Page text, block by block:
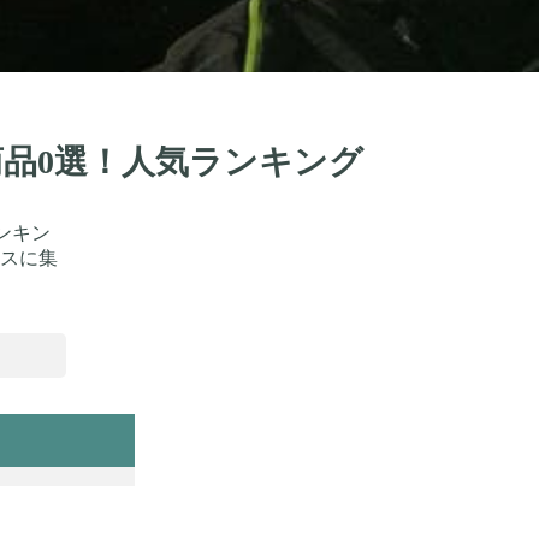
0選！人気ランキング
キン
に集